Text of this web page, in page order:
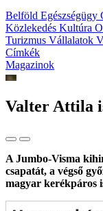
Belföld Egészségügy
Közlekedés Kultúra
Turizmus Vállalatok
Címkék
Magazinok
Valter Attila
A Jumbo-Visma
csapatát, a végső
magyar kerékpáros